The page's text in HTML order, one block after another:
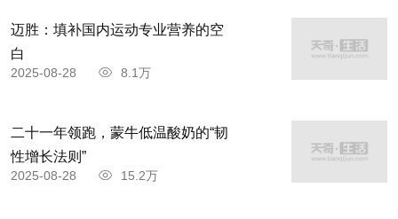
迈胜：填补国内运动专业营养的空
白
2025-08-28 8.1万
二十一年领跑，蒙牛低温酸奶的“韧
性增长法则”
2025-08-28 15.2万